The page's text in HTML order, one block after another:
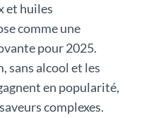
et huiles
comme une
pour 2025.
sans alcool et les
en popularité,
complexes.